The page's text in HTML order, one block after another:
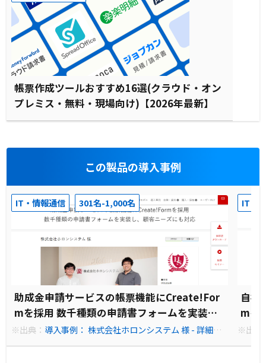
帳票作成ツールおすすめ16選(クラウド・オン
プレミス・無料・現場向け)【2026年最新】
この製品の導入事例
IT・情報通信 301名-1,000名
助成金申請サービスの帳票機能にCreate!For
mを採用 数千種類の申請書フォームを実装
し、顧客ニーズにも対応
※出典： 導入事例： 株式会社ホロンシステム 様 - 詳細｜
IT・
自社
mを
化を
※出典